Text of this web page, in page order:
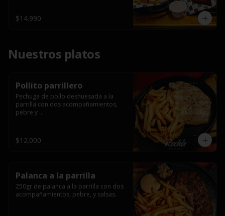
$14.990
Nuestros platos
Pollito parrillero
Pechuga de pollo deshuesada a la
parrilla con dos acompañamientos,
pebre y
$12.000
Palanca a la parrilla
250gr de palanca a la parrilla con dos
acompañamientos, pebre, y salsas.